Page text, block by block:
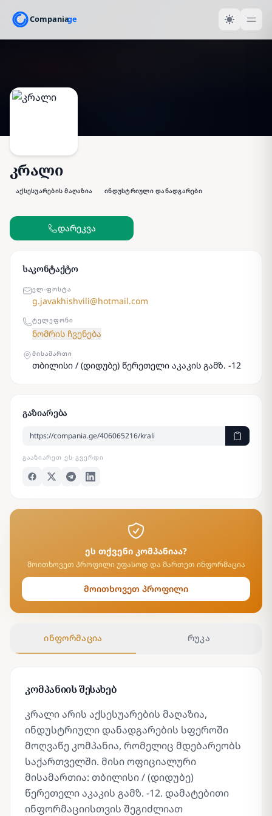
კრალი
აქსესუარების მაღაზია ინდუსტრიული დანადგარები
დარეკვა
საკონტაქტო
ᲔᲚ-ᲤᲝᲡᲢᲐ
g.javakhishvili@hotmail.com
ᲢᲔᲚᲔᲤᲝᲜᲘ
ნომრის ჩვენება
ᲛᲘᲡᲐᲛᲐᲠᲗᲘ
თბილისი / (დიდუბე) წერეთელი აკაკის გამზ. -12
გაზიარება
ᲒᲐᲐᲖᲘᲐᲠᲔᲗ ᲔᲡ ᲒᲕᲔᲠᲓᲘ
ეს თქვენი კომპანიაა?
მოითხოვეთ პროფილი უფასოდ და მართეთ ინფორმაცია
მოითხოვეთ პროფილი
ინფორმაცია რუკა
კომპანიის შესახებ
კრალი არის აქსესუარების მაღაზია,
ინდუსტრიული დანადგარების სფეროში
მოღვაწე კომპანია, რომელიც მდებარეობს
საქართველში. მისი ოფიციალური
მისამართია: თბილისი / (დიდუბე)
წერეთელი აკაკის გამზ. -12. დამატებითი
ინფორმაციისთვის შეგიძლიათ